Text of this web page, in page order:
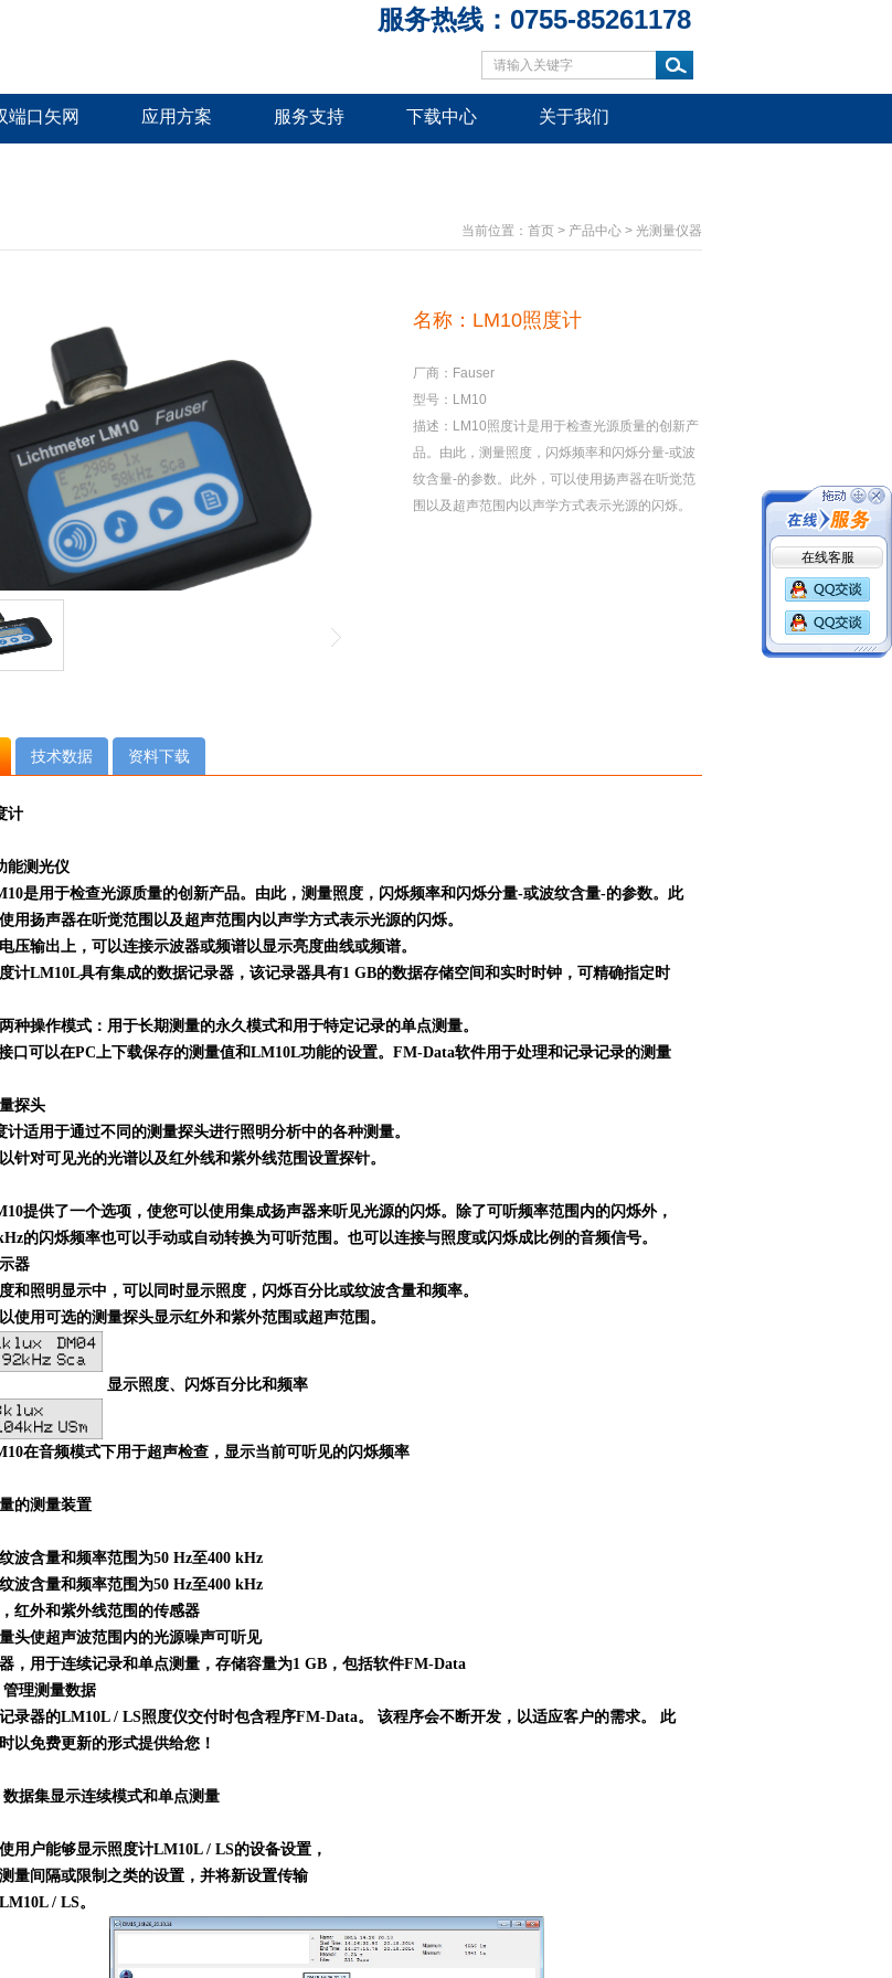
服务热线：0755-85261178
端口矢网 应用方案 服务支持 下载中心 关于我们
当前位置： 首页 > 产品中心 > 光测量仪器
名称：LM10照度计
厂商：Fauser
型号：LM10
描述：LM10照度计是用于检查光源质量的创新产
品。由此，测量照度，闪烁频率和闪烁分量-或波
纹含量-的参数。此外，可以使用扬声器在听觉范
围以及超声范围内以声学方式表示光源的闪烁。
技术数据 资料下载
计
能测光仪
是用于检查光源质量的创新产品。由此，测量照度，闪烁频率和闪烁分量-或波纹含量-的参数。此
用扬声器在听觉范围以及超声范围内以声学方式表示光源的闪烁。
压输出上，可以连接示波器或频谱以显示亮度曲线或频谱。
计LM10L具有集成的数据记录器，该记录器具有1 GB的数据存储空间和实时时钟，可精确指定时
种操作模式：用于长期测量的永久模式和用于特定记录的单点测量。
口可以在PC上下载保存的测量值和LM10L功能的设置。 FM-Data软件用于处理和记录记录的测量
探头
计适用于通过不同的测量探头进行照明分析中的各种测量。
针对可见光的光谱以及红外线和紫外线范围设置探针。
提供了一个选项，使您可以使用集成扬声器来听见光源的闪烁。除了可听频率范围内的闪烁外，
的闪烁频率也可以手动或自动转换为可听范围。也可以连接与照度或闪烁成比例的音频信号。
器
和照明显示中，可以同时显示照度，闪烁百分比或纹波含量和频率。
使用可选的测量探头显示红外和紫外范围或超声范围。
显示照度、闪烁百分比和频率
在音频模式下用于超声检查，显示当前可听见的闪烁频率
的测量装置
波含量和频率范围为50 Hz至400 kHz
波含量和频率范围为50 Hz至400 kHz
红外和紫外线范围的传感器
头使超声波范围内的光源噪声可听见
，用于连续记录和单点测量，存储容量为1 GB ，包括软件FM-Data
管理测量数据
录器的LM10L / LS照度仪交付时包含程序FM-Data。 该程序会不断开发，以适应客户的需求。 此
以免费更新的形式提供给您！
数据集显示连续模式和单点测量
使用户能够显示照度计LM10L / LS的设备设置，
量间隔或限制之类的设置，并将新设置传输
LM10L / LS。
在线客服